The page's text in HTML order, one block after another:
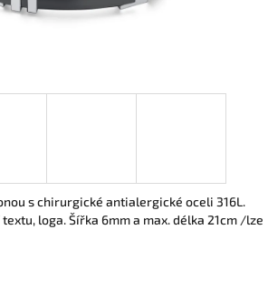
s chirurgické antialergické oceli 316L.
loga. Šířka 6mm a max. délka 21cm /lze